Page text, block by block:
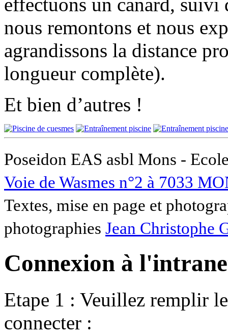
nous remontons et nous
agrandissons la distance
longueur complète).
Et bien d’autres !
Poseidon EAS asbl Mons -
Voie de Wasmes n°2 à 7033
Textes, mise en page et
photographies Jean Christophe
Connexion à
Etape 1 : Veuillez remplir
connecter :